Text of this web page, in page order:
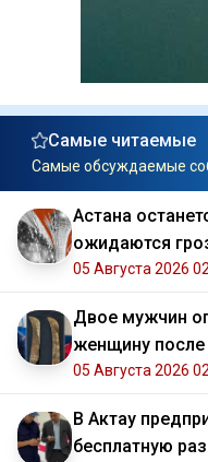
Самые читаемые
Самые обсуждаемые
Астана
ожидаются
05 Августа 2026
Двое мужчин
женщину
05 Августа 2026
В Актау
бесплатную